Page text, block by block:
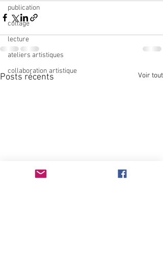
publication
collage
lecture
ateliers artistiques
collaboration artistique
Posts récents Voir tout